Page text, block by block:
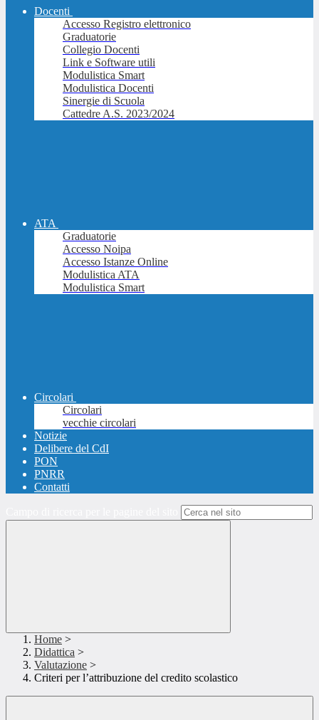
Docenti
Accesso Registro elettronico
Graduatorie
Collegio Docenti
Link e Software utili
Modulistica Smart
Modulistica Docenti
Sinergie di Scuola
Cattedre A.S. 2023/2024
ATA
Graduatorie
Accesso Noipa
Accesso Istanze Online
Modulistica ATA
Modulistica Smart
Circolari
Circolari
vecchie circolari
Notizie
Delibere del CdI
PON
PNRR
Contatti
Home >
Didattica >
Valutazione >
Criteri per l’attribuzione del credito scolastico